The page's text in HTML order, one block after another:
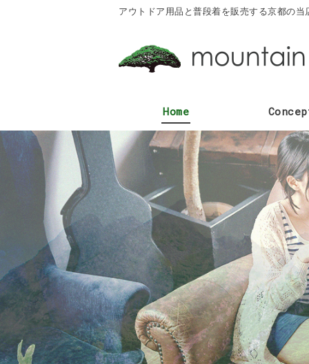
アウトドア用品と普段着を販売する京都の当
Home